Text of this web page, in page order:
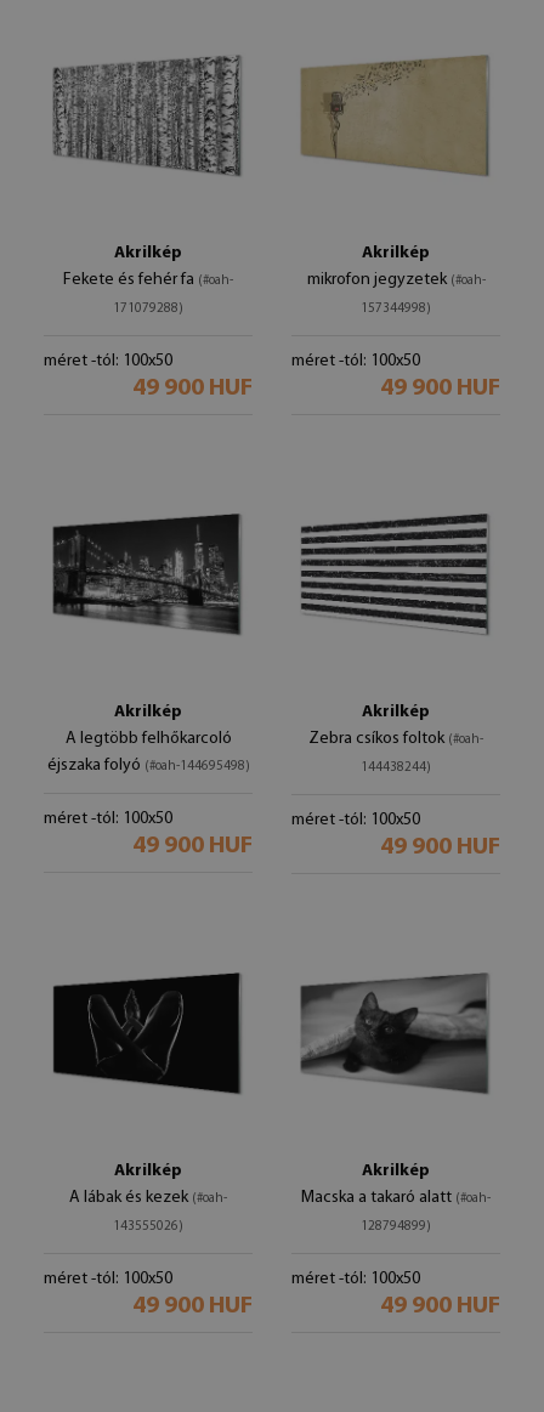
Akrilkép
Fekete és fehér fa (#oah-
171079288)
méret -tól: 100x50
49 900 HUF
Akrilkép
mikrofon jegyzetek (#oah-
157344998)
méret -tól: 100x50
49 900 HUF
Akrilkép
A legtöbb felhőkarcoló
éjszaka folyó (#oah-144695498)
méret -tól: 100x50
49 900 HUF
Akrilkép
Zebra csíkos foltok (#oah-
144438244)
méret -tól: 100x50
49 900 HUF
Akrilkép
A lábak és kezek (#oah-
143555026)
méret -tól: 100x50
49 900 HUF
Akrilkép
Macska a takaró alatt (#oah-
128794899)
méret -tól: 100x50
49 900 HUF